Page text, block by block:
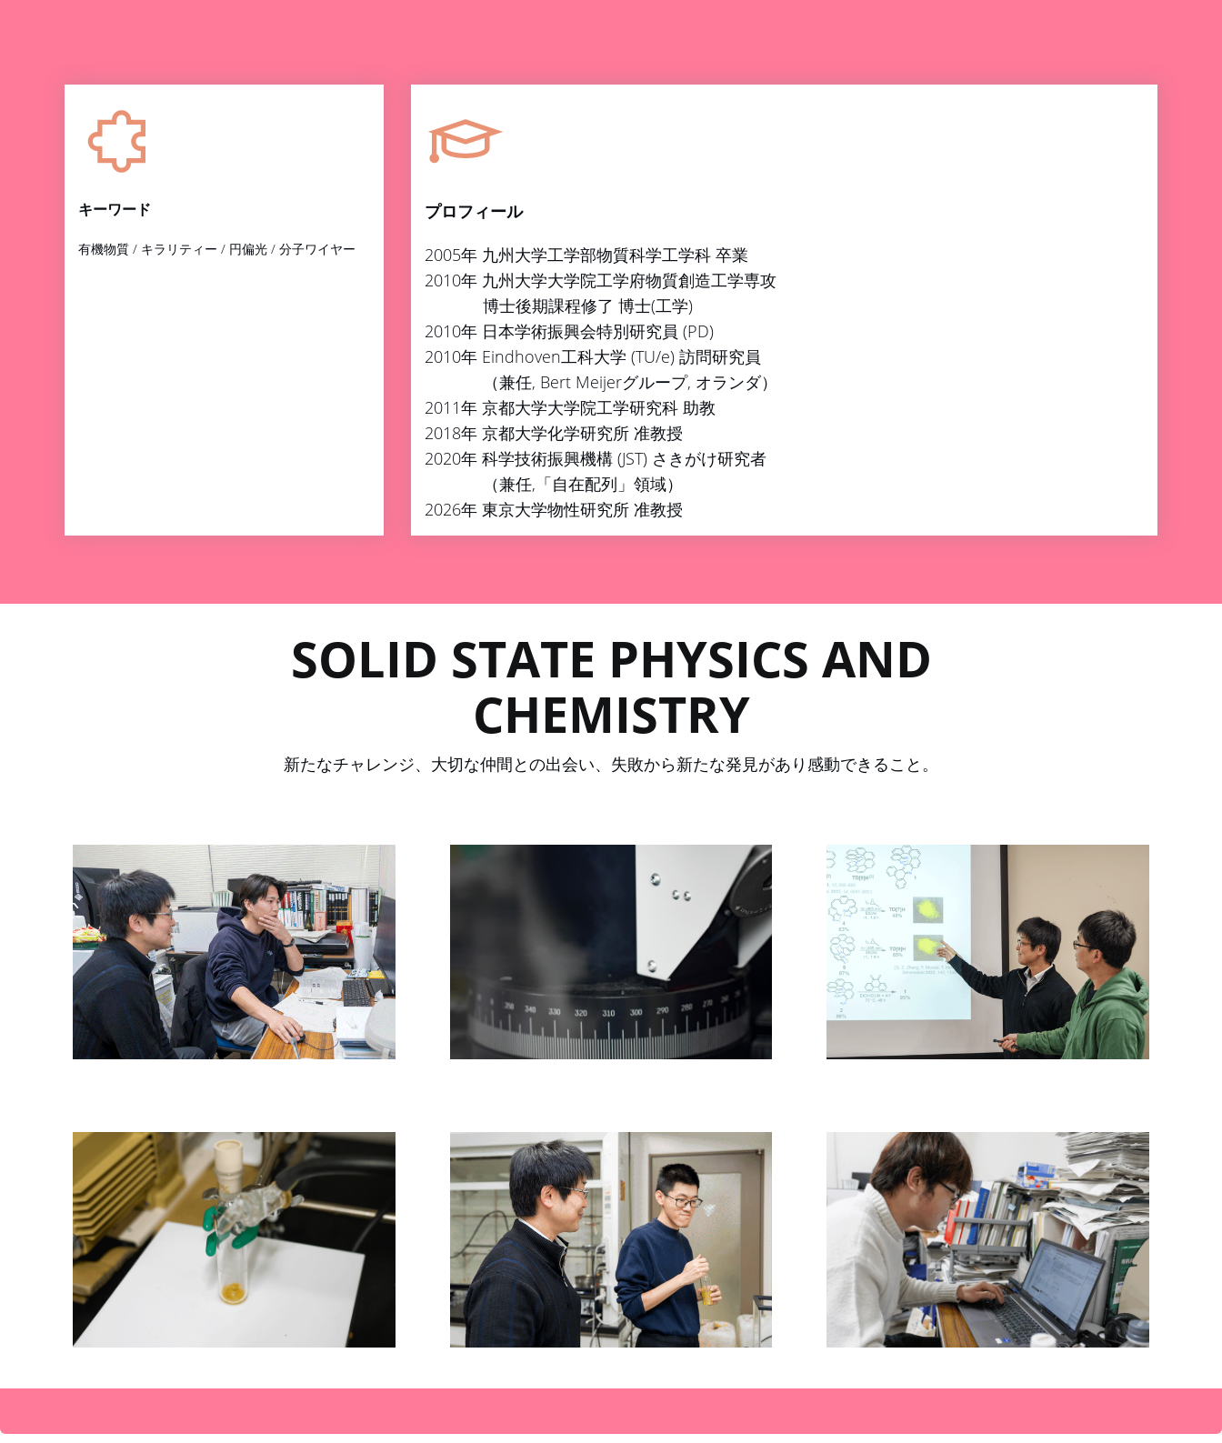
キーワード
有機物質 / キラリティー / 円偏光 / 分子ワイヤー
プロフィール
2005年 九州大学工学部物質科学工学科 卒業
2010年 九州大学大学院工学府物質創造工学専攻
博士後期課程修了 博士(工学)
2010年 日本学術振興会特別研究員 (PD)
2010年 Eindhoven工科大学 (TU/e) 訪問研究員
（兼任, Bert Meijerグループ, オランダ）
2011年 京都大学大学院工学研究科 助教
2018年 京都大学化学研究所 准教授
2020年 科学技術振興機構 (JST) さきがけ研究者
（兼任,「自在配列」領域）
2026年 東京大学物性研究所 准教授
SOLID STATE PHYSICS AND
CHEMISTRY
新たなチャレンジ、大切な仲間との出会い、失敗から新たな発見があり感動できること。